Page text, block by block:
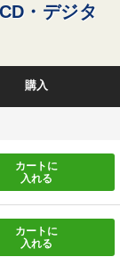
・デジタ
購入
カートに
入れる
カートに
入れる